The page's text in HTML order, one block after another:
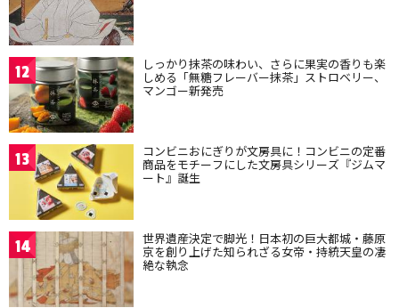
12 しっかり抹茶の味わい、さらに果実の香りも楽
しめる「無糖フレーバー抹茶」ストロベリー、
マンゴー新発売
13 コンビニおにぎりが文房具に！コンビニの定番
商品をモチーフにした文房具シリーズ『ジムマ
ート』誕生
14 世界遺産決定で脚光！日本初の巨大都城・藤原
京を創り上げた知られざる女帝・持統天皇の凄
絶な執念